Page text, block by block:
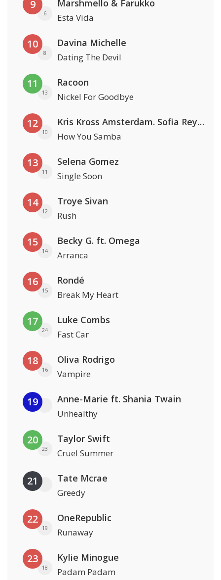
9
6
Marshmello & Farukko
Esta Vida
10
8
Davina Michelle
Dating The Devil
11
13
Racoon
Nickel For Goodbye
12
10
Kris Kross Amsterdam. Sofia Reyes & Tinie Tempah
How You Samba
13
11
Selena Gomez
Single Soon
14
12
Troye Sivan
Rush
15
14
Becky G. ft. Omega
Arranca
16
15
Rondé
Break My Heart
17
24
Luke Combs
Fast Car
18
16
Oliva Rodrigo
Vampire
19 Anne-Marie ft. Shania Twain
Unhealthy
20
23
Taylor Swift
Cruel Summer
21 Tate Mcrae
Greedy
22
19
OneRepublic
Runaway
23
18
Kylie Minogue
Padam Padam